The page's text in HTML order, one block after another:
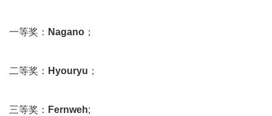
一等奖： Nagano ；
二等奖： Hyouryu ；
三等奖： Fernweh;